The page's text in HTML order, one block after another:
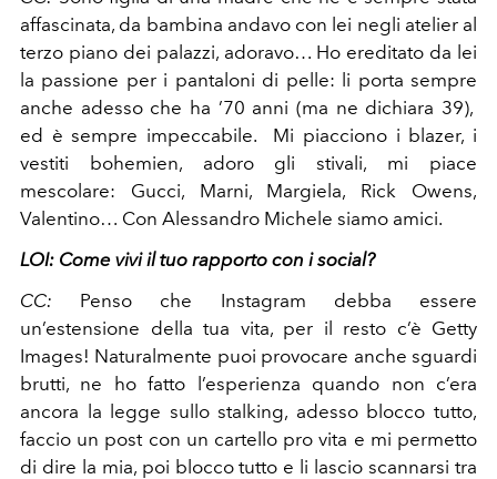
affascinata, da bambina andavo con lei negli atelier al
terzo piano dei palazzi, adoravo… Ho ereditato da lei
la passione per i pantaloni di pelle: li porta sempre
anche adesso che ha ’70 anni (ma ne dichiara 39),
ed è sempre impeccabile. Mi piacciono i blazer, i
vestiti bohemien, adoro gli stivali, mi piace
mescolare: Gucci, Marni, Margiela, Rick Owens,
Valentino… Con Alessandro Michele siamo amici.
LOI: Come vivi il tuo rapporto con i social?
CC: Penso che Instagram debba essere
un’estensione della tua vita, per il resto c’è Getty
Images! Naturalmente puoi provocare anche sguardi
brutti, ne ho fatto l’esperienza quando non c’era
ancora la legge sullo stalking, adesso blocco tutto,
faccio un post con un cartello pro vita e mi permetto
di dire la mia, poi blocco tutto e li lascio scannarsi tra